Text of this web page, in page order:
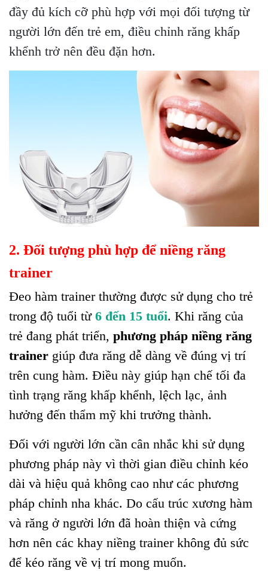
đầy đủ kích cỡ phù hợp với mọi đối tượng từ
người lớn đến trẻ em, điều chỉnh răng khấp
khểnh trở nên đều đặn hơn.
2. Đối tượng phù hợp để niềng răng
trainer
Đeo hàm trainer thường được sử dụng cho trẻ
trong độ tuổi từ 6 đến 15 tuổi. Khi răng của
trẻ đang phát triển, phương pháp niềng răng
trainer giúp đưa răng dễ dàng về đúng vị trí
trên cung hàm. Điều này giúp hạn chế tối đa
tình trạng răng khấp khểnh, lệch lạc, ảnh
hưởng đến thẩm mỹ khi trưởng thành.
Đối với người lớn cần cân nhắc khi sử dụng
phương pháp này vì thời gian điều chỉnh kéo
dài và hiệu quả không cao như các phương
pháp chỉnh nha khác. Do cấu trúc xương hàm
và răng ở người lớn đã hoàn thiện và cứng
hơn nên các khay niềng trainer không đủ sức
để kéo răng về vị trí mong muốn.